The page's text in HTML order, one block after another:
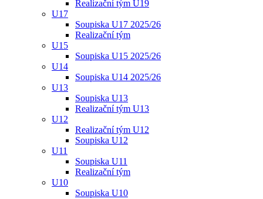
Realizační tým U19
U17
Soupiska U17 2025/26
Realizační tým
U15
Soupiska U15 2025/26
U14
Soupiska U14 2025/26
U13
Soupiska U13
Realizační tým U13
U12
Realizační tým U12
Soupiska U12
U11
Soupiska U11
Realizační tým
U10
Soupiska U10